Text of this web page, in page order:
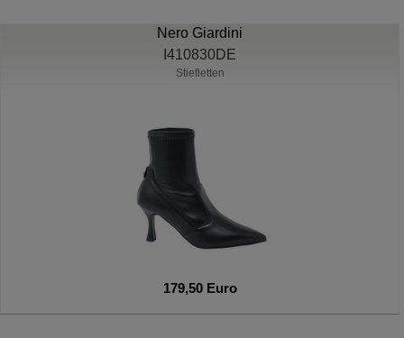
Nero Giardini
I410830DE
Stiefletten
179,50 Euro